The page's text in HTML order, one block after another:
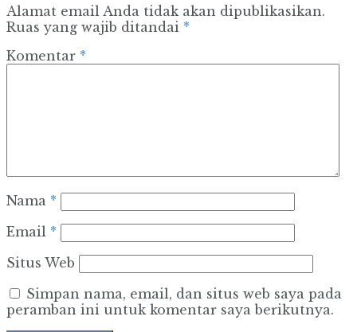
Alamat email Anda tidak akan dipublikasikan.
Ruas yang wajib ditandai *
Komentar *
Nama *
Email *
Situs Web
Simpan nama, email, dan situs web saya pada
peramban ini untuk komentar saya berikutnya.